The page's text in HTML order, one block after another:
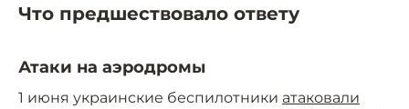
Что предшествовало ответу
Атаки на аэродромы
1 июня украинские беспилотники атаковали